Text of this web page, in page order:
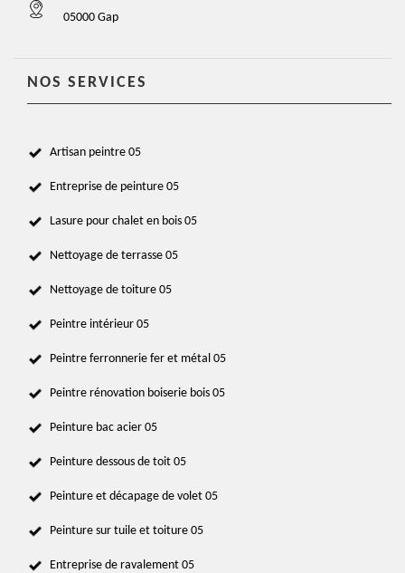
05000 Gap
NOS SERVICES
Artisan peintre 05
Entreprise de peinture 05
Lasure pour chalet en bois 05
Nettoyage de terrasse 05
Nettoyage de toiture 05
Peintre intérieur 05
Peintre ferronnerie fer et métal 05
Peintre rénovation boiserie bois 05
Peinture bac acier 05
Peinture dessous de toit 05
Peinture et décapage de volet 05
Peinture sur tuile et toiture 05
Entreprise de ravalement 05